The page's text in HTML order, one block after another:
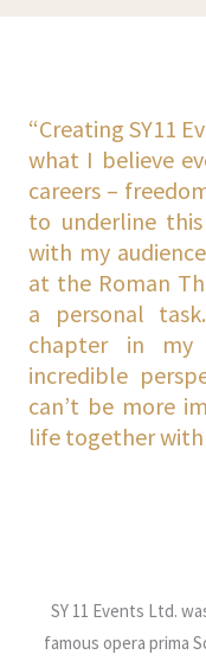
“Creating SY11
what I believe
careers –
to underline
with my
at the Roman
a personal
chapter in my
incredible
can’t be more
life together with
SY 11 Events Ltd.
famous opera prima